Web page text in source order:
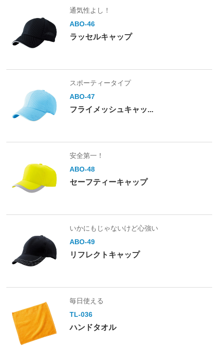
通気性よし！
ABO-46
ラッセルキャップ
スポーティータイプ
ABO-47
フライメッシュキャッ...
安全第一！
ABO-48
セーフティーキャップ
いかにもじゃないけど心強い
ABO-49
リフレクトキャップ
毎日使える
TL-036
ハンドタオル